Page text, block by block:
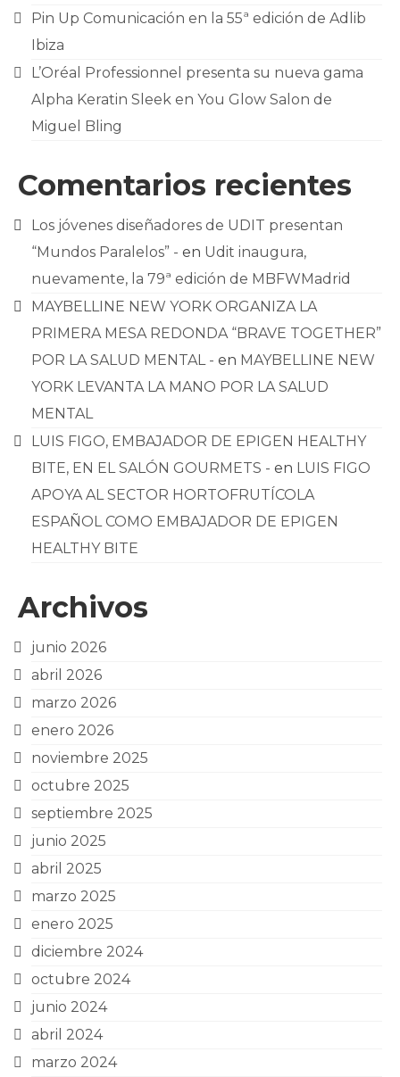
Pin Up Comunicación en la 55ª edición de Adlib
Ibiza
L’Oréal Professionnel presenta su nueva gama
Alpha Keratin Sleek en You Glow Salon de
Miguel Bling
Comentarios recientes
Los jóvenes diseñadores de UDIT presentan
“Mundos Paralelos” - en Udit inaugura,
nuevamente, la 79ª edición de MBFWMadrid
MAYBELLINE NEW YORK ORGANIZA LA
PRIMERA MESA REDONDA “BRAVE TOGETHER”
POR LA SALUD MENTAL - en MAYBELLINE NEW
YORK LEVANTA LA MANO POR LA SALUD
MENTAL
LUIS FIGO, EMBAJADOR DE EPIGEN HEALTHY
BITE, EN EL SALÓN GOURMETS - en LUIS FIGO
APOYA AL SECTOR HORTOFRUTÍCOLA
ESPAÑOL COMO EMBAJADOR DE EPIGEN
HEALTHY BITE
Archivos
junio 2026
abril 2026
marzo 2026
enero 2026
noviembre 2025
octubre 2025
septiembre 2025
junio 2025
abril 2025
marzo 2025
enero 2025
diciembre 2024
octubre 2024
junio 2024
abril 2024
marzo 2024